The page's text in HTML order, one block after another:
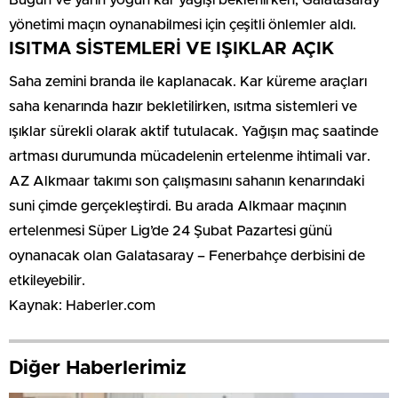
yönetimi maçın oynanabilmesi için çeşitli önlemler aldı.
ISITMA SİSTEMLERİ VE IŞIKLAR AÇIK
Saha zemini branda ile kaplanacak. Kar küreme araçları
saha kenarında hazır bekletilirken, ısıtma sistemleri ve
ışıklar sürekli olarak aktif tutulacak. Yağışın maç saatinde
artması durumunda mücadelenin ertelenme ihtimali var.
AZ Alkmaar takımı son çalışmasını sahanın kenarındaki
suni çimde gerçekleştirdi. Bu arada Alkmaar maçının
ertelenmesi Süper Lig’de 24 Şubat Pazartesi günü
oynanacak olan Galatasaray – Fenerbahçe derbisini de
etkileyebilir.
Kaynak: Haberler.com
Diğer Haberlerimiz